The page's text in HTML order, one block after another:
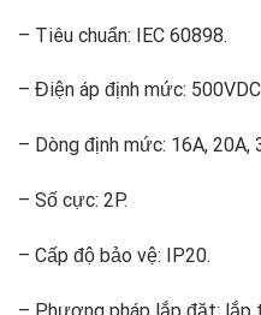
– Tiêu chuẩn: IEC 60898.
– Điện áp định mức: 500VDC
– Dòng định mức: 16A, 20A,
– Số cực: 2P.
– Cấp độ bảo vệ: IP20.
– Phương pháp lắp đặt: lắp